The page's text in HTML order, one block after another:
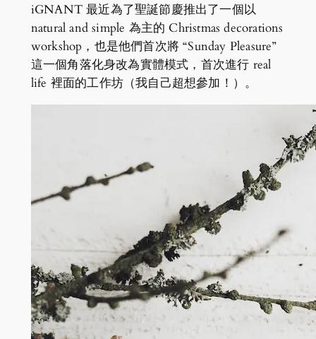
iGNANT 最近為了聖誕節慶推出了一個以
natural and simple 為主的 Christmas decorations
workshop，也是他們首次將 “Sunday Pleasure”
這一個角落化身改為實體模式，首次進行 real
life 裡面的工作坊（我自己超想參加！）。